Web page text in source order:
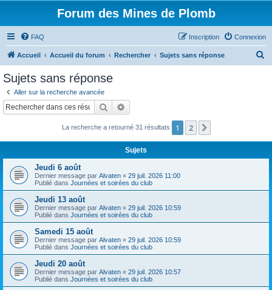
Forum des Mines de Plomb
FAQ Connexion
Inscription
Accueil Accueil du forum Rechercher Sujets sans réponse
c
Sujets sans réponse
Aller sur la recherche avancée
Rechercher
La recherche a retourné 31 résultats 1 2
Sujets
Jeudi 6 août
Dernier message par Alvaten « 29 juil. 2026 11:00
Publié dans Journées et soirées du club
Jeudi 13 août
Dernier message par Alvaten « 29 juil. 2026 10:59
Publié dans Journées et soirées du club
Samedi 15 août
Dernier message par Alvaten « 29 juil. 2026 10:59
Publié dans Journées et soirées du club
Jeudi 20 août
Dernier message par Alvaten « 29 juil. 2026 10:57
Publié dans Journées et soirées du club